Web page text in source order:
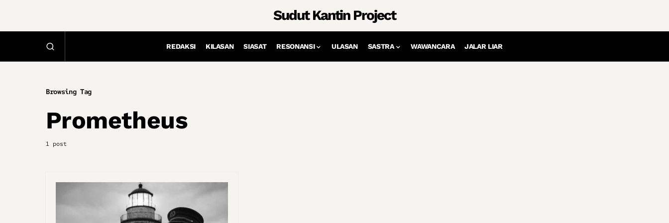
Sudut Kantin Project
REDAKSI KILASAN SIASAT RESONANSI ULASAN SASTRA WAWANCARA JALAR LIAR
Browsing Tag
Prometheus
1 post